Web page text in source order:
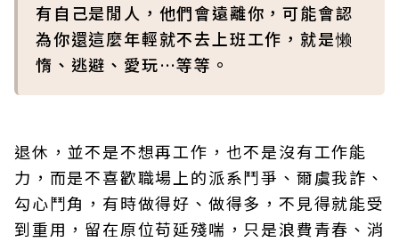
有自己是閒人，他們會遠離你，可能會認
為你還這麼年輕就不去上班工作，就是懒
惰、逃避、愛玩…等等。
退休，並不是不想再工作，也不是沒有工作能
力，而是不喜歡職場上的派系鬥爭、爾虞我詐、
勾心鬥角，有時做得好、做得多，不見得就能受
到重用，留在原位苟延殘喘，只是浪費青春、消